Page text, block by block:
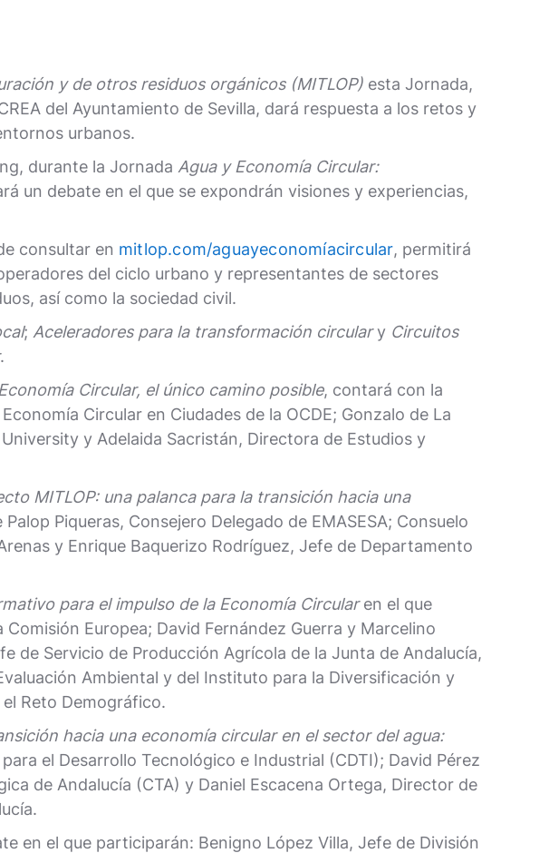
y de otros residuos orgánicos (MITLOP) esta Jornada,
del Ayuntamiento de Sevilla, dará respuesta a los retos y
urbanos.
durante la Jornada Agua y Economía Circular:
un debate en el que se expondrán visiones y experiencias,
consultar en mitlop.com/aguayeconomíacircular, permitirá
del ciclo urbano y representantes de sectores
así como la sociedad civil.
; Aceleradores para la transformación circulary Circuitos
.
Economía Circular, el único camino posible, contará con la
Circular en Ciudades de la OCDE; Gonzalo de La
y Adelaida Sacristán, Directora de Estudios y
MITLOP: una palanca para la transición hacia una
Piqueras, Consejero Delegado de EMASESA; Consuelo
y Enrique Baquerizo Rodríguez, Jefe de Departamento
para el impulso de la Economía Circularen el que
Europea; David Fernández Guerra y Marcelino
de Servicio de Producción Agrícola de la Junta de Andalucía,
Ambiental y del Instituto para la Diversificación y
Reto Demográfico.
hacia una economía circular en el sector del agua:
el Desarrollo Tecnológico e Industrial (CDTI); David Pérez
de Andalucía (CTA) y Daniel Escacena Ortega, Director de
en el que participarán: Benigno López Villa, Jefe de División